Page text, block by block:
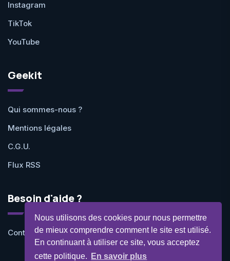
Nous utilisons des cookies pour nous permettre
de mieux comprendre comment le site est utilisé.
En continuant à utiliser ce site, vous acceptez
cette politique.
En savoir plus
Instagram
TikTok
YouTube
Geekit
Qui sommes-nous ?
Mentions légales
C.G.U.
Flux RSS
Besoin d'aide ?
Contactez-nous